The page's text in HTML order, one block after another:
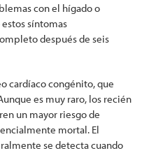
con el hígado o
síntomas
después de seis
cardíaco congénito, que
es muy raro, los recién
un mayor riesgo de
mortal. El
se detecta cuando